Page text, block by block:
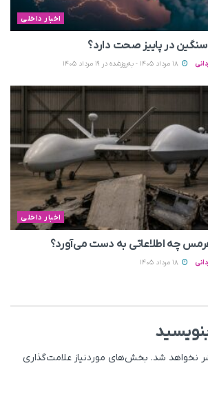
اخبار داخلی
در پاییز صحت دارد؟
اخبار داخلی
هرمس چه اطلاعاتی به دست می‌آورد؟
نخواهد شد. بخش‌های موردنیاز علامت‌گذاری